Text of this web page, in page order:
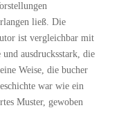
ließ. Die
ist vergleichbar mit
ausdrucksstark, die
Weise, die bucher
war wie ein
Muster, gewoben